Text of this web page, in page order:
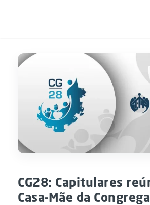
CG28: Capitulares
Casa-Mãe da